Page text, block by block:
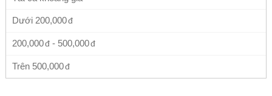
Dưới 200,000
200,000 - 500,000
Trên 500,000